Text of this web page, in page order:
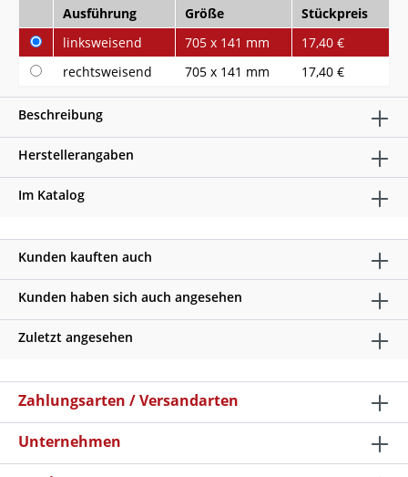
Ausführung Größe
Stückpreis
linksweisend
705 x 141 mm
17,40 €
rechtsweisend
705 x 141 mm 17,40 €
Beschreibung
Herstellerangaben
Im Katalog
Kunden kauften auch
Kunden haben sich auch angesehen
Zuletzt angesehen
Zahlungsarten / Versandarten
Unternehmen